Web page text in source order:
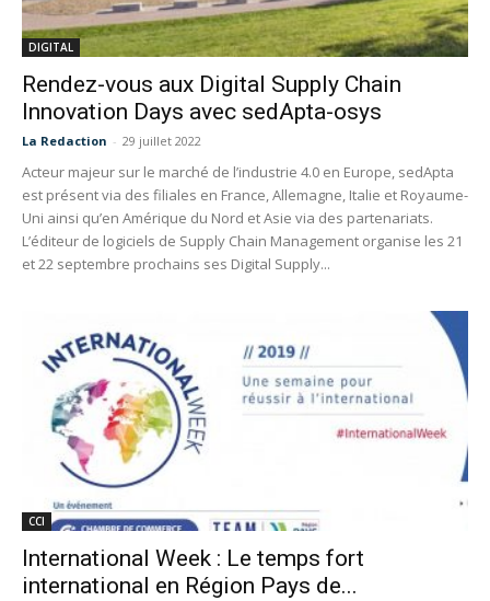
DIGITAL
Rendez-vous aux Digital Supply Chain
Innovation Days avec sedApta-osys
La Redaction - 29 juillet 2022
Acteur majeur sur le marché de l’industrie 4.0 en Europe, sedApta
est présent via des filiales en France, Allemagne, Italie et Royaume-
Uni ainsi qu’en Amérique du Nord et Asie via des partenariats.
L’éditeur de logiciels de Supply Chain Management organise les 21
et 22 septembre prochains ses Digital Supply...
CCI
International Week : Le temps fort
international en Région Pays de...